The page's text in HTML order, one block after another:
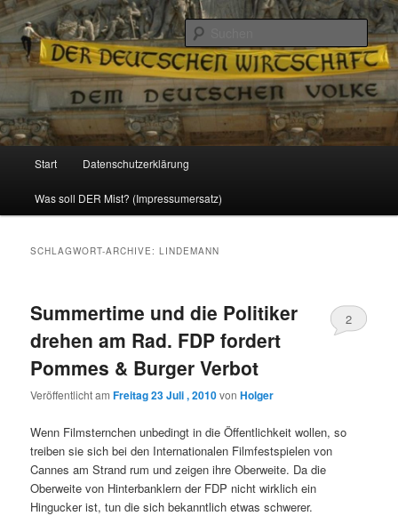
Reizzentrum
Politik, Wirtschaft, Soziales und Gesellschaft
Zum
Inhalt
Zum
sekundären
Start Datenschutzerklärung
Was soll DER Mist? (Impressumersatz)
SCHLAGWORT-ARCHIVE:LINDEMANN
Summertime und die Politiker
drehen am Rad. FDP fordert
Pommes & Burger Verbot
Veröffentlicht amFreitag 23 Juli , 2010vonHolger
2
Wenn Filmsternchen unbedingt in die Öffentlichkeit wollen, so
treiben sie sich bei den Internationalen Filmfestspielen von
Cannes am Strand rum und zeigen ihre Oberweite. Da die
Oberweite von Hinterbanklern der FDP nicht wirklich ein
Hingucker ist, tun die sich bekanntlich etwas schwerer.